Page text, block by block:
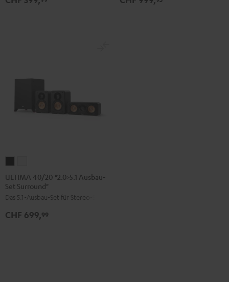
40/20
"2.0>5.1
Ausbau-
Set
40/20
"2.0>5.1
Ausbau-
Set
ULTIMA 40/20 "2.0>5.1 Ausbau-
Set Surround"
Das 5.1-Ausbau-Set für Stereo-Sets
CHF 699,99